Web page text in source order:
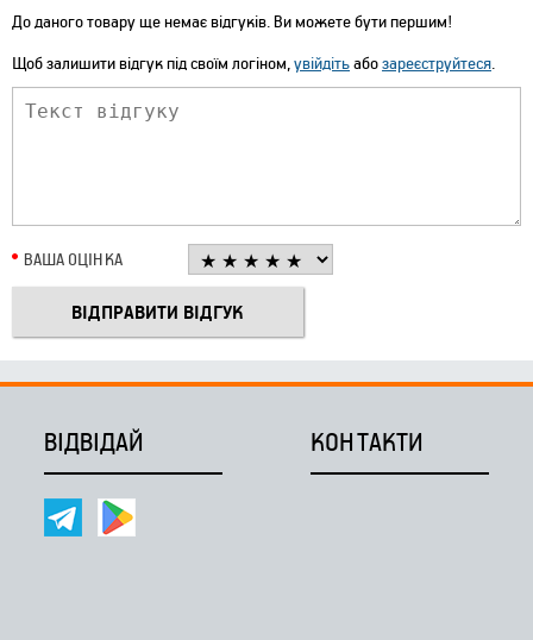
До даного товару ще немає відгуків. Ви можете бути першим!
Щоб залишити відгук під своїм логіном,увійдітьабозареєструйтеся.
ВАША ОЦІНКА
ВІДВІДАЙ КОНТАКТИ